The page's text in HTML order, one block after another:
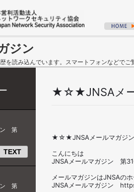
ジン
を読み込んでいます。スマートフォンなどで